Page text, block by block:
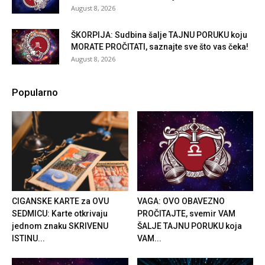
August 8, 2026
ŠKORPIJA: Sudbina šalje TAJNU PORUKU koju
MORATE PROČITATI, saznajte sve što vas čeka!
August 8, 2026
Popularno
CIGANSKE KARTE za OVU
SEDMICU: Karte otkrivaju
jednom znaku SKRIVENU
ISTINU...
VAGA: OVO OBAVEZNO
PROČITAJTE, svemir VAM
ŠALJE TAJNU PORUKU koja
VAM...